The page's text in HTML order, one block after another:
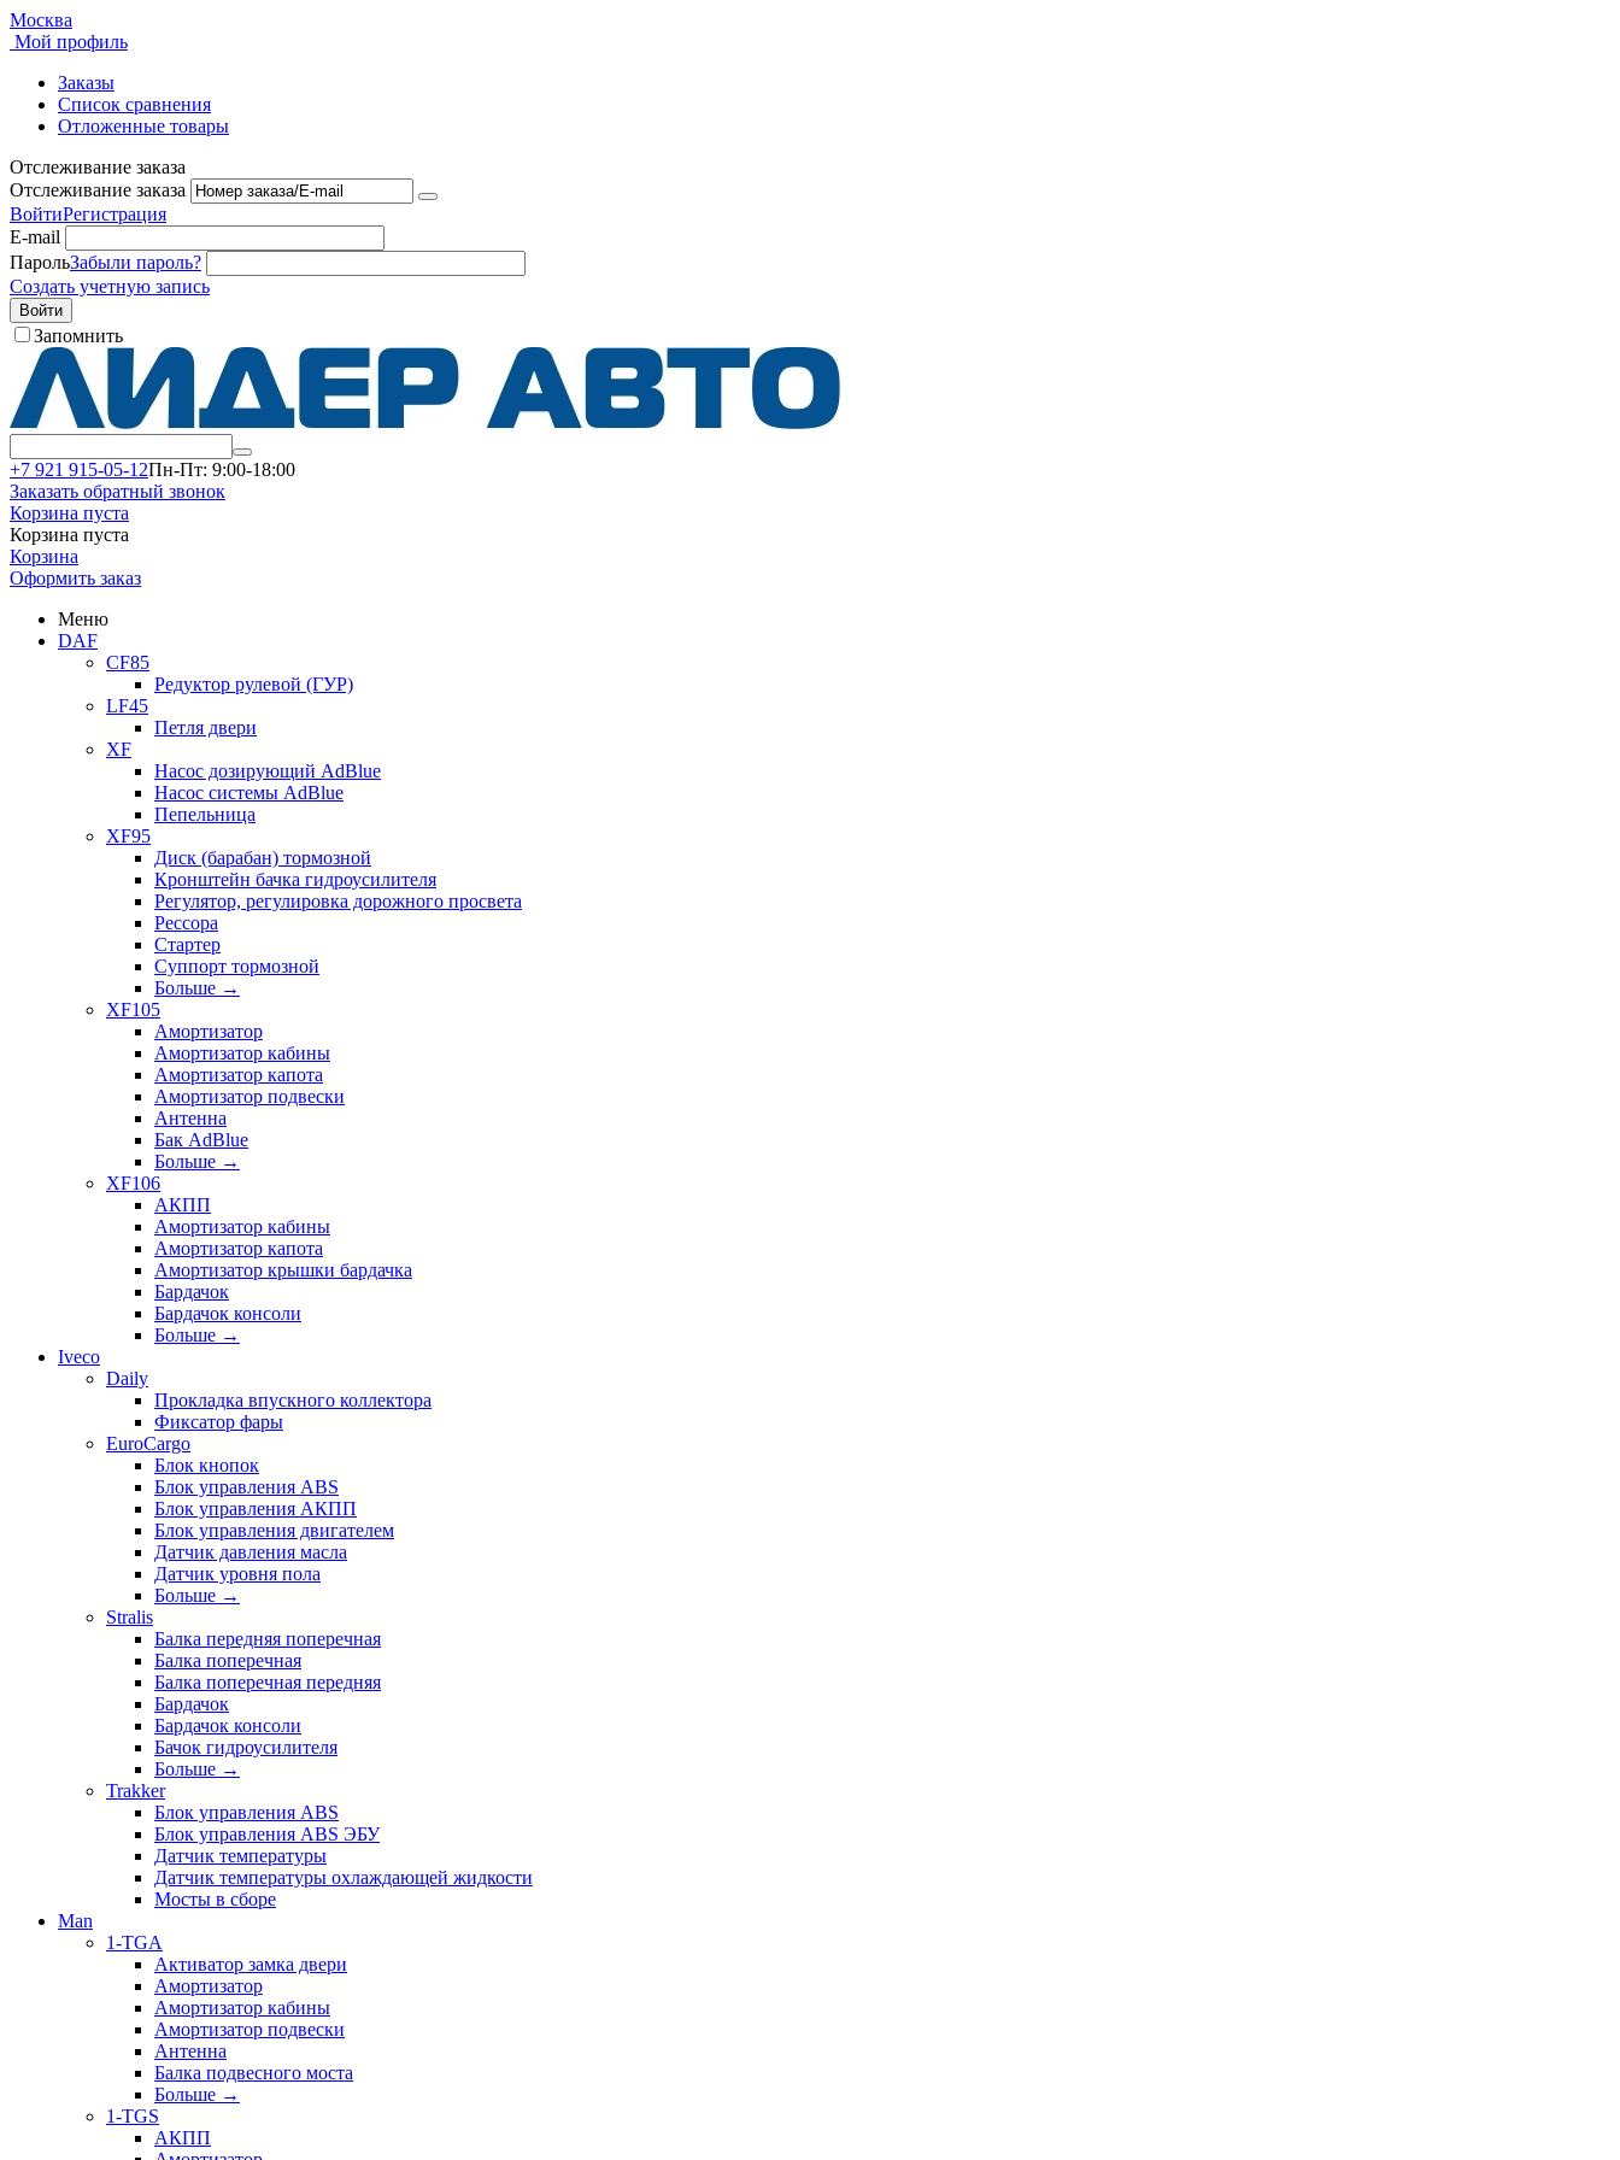
Москва
Мой профиль
Заказы
Список сравнения
Отложенные товары
Отслеживание заказа
Отслеживание заказа
ВойтиРегистрация
E-mail
ПарольЗабыли пароль?
Создать учетную запись
Войти
Запомнить
+7 921 915-05-12Пн-Пт: 9:00-18:00
Заказать обратный звонок
Корзина пуста
Корзина пуста
Корзина
Оформить заказ
Меню
DAF
CF85
Редуктор рулевой (ГУР)
LF45
Петля двери
XF
Насос дозирующий AdBlue
Насос системы AdBlue
Пепельница
XF95
Диск (барабан) тормозной
Кронштейн бачка гидроусилителя
Регулятор, регулировка дорожного просвета
Рессора
Стартер
Суппорт тормозной
Больше →
XF105
Амортизатор
Амортизатор кабины
Амортизатор капота
Амортизатор подвески
Антенна
Бак AdBlue
Больше →
XF106
АКПП
Амортизатор кабины
Амортизатор капота
Амортизатор крышки бардачка
Бардачок
Бардачок консоли
Больше →
Iveco
Daily
Прокладка впускного коллектора
Фиксатор фары
EuroCargo
Блок кнопок
Блок управления ABS
Блок управления АКПП
Блок управления двигателем
Датчик давления масла
Датчик уровня пола
Больше →
Stralis
Балка передняя поперечная
Балка поперечная
Балка поперечная передняя
Бардачок
Бардачок консоли
Бачок гидроусилителя
Больше →
Trakker
Блок управления ABS
Блок управления ABS ЭБУ
Датчик температуры
Датчик температуры охлаждающей жидкости
Мосты в сборе
Man
1-TGA
Активатор замка двери
Амортизатор
Амортизатор кабины
Амортизатор подвески
Антенна
Балка подвесного моста
Больше →
1-TGS
АКПП